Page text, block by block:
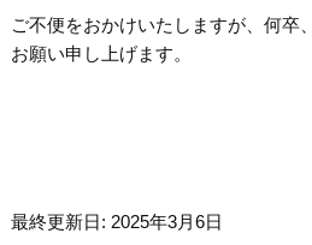
ご不便をおかけいたしますが、何卒
お願い申し上げます。
最終更新日: 2025年3月6日